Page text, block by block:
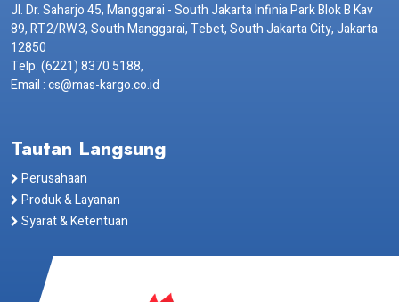
Jl. Dr. Saharjo 45, Manggarai - South Jakarta Infinia Park Blok B Kav
89, RT.2/RW.3, South Manggarai, Tebet, South Jakarta City, Jakarta
12850
Telp. (6221) 8370 5188,
Email : cs@mas-kargo.co.id
Tautan Langsung
Perusahaan
Produk & Layanan
Syarat & Ketentuan